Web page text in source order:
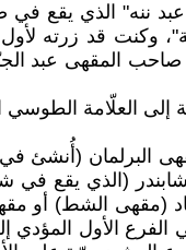
عبد ننه" الذي
وكنت قد زرته
تضمّ حفيد صاحب
العلّامة الطوسي
البرلمان (أُنشئ
الأول المؤدي